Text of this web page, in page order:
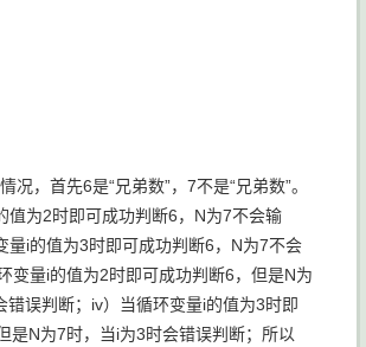
况，首先6是“兄弟数”，7不是“兄弟数”。
值为2时即可成功判断6，N为7不会输
量i的值为3时即可成功判断6，N为7不会
变量i的值为2时即可成功判断6，但是N为
错误判断；iv）当循环变量i的值为3时即
是N为7时，当i为3时会错误判断；所以